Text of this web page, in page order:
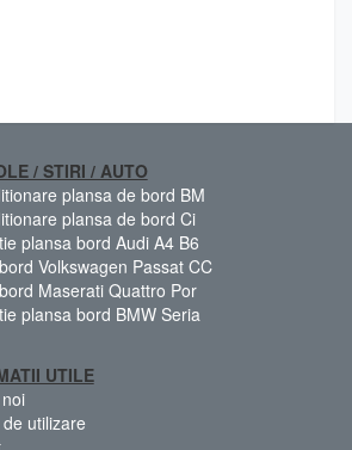
/ STIRI / AUTO
plansa de bord BM
plansa de bord Ci
plansa bord Audi A4 B6
Volkswagen Passat CC
Maserati Quattro Por
plansa bord BMW Seria
UTILE
utilizare